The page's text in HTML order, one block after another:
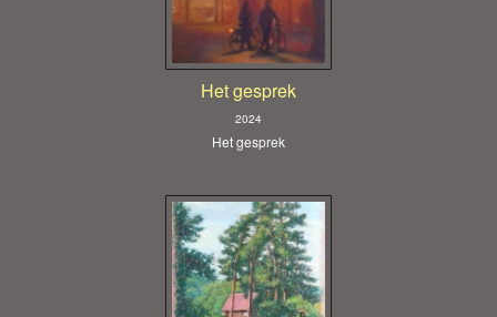
Het gesprek
2024
Het gesprek